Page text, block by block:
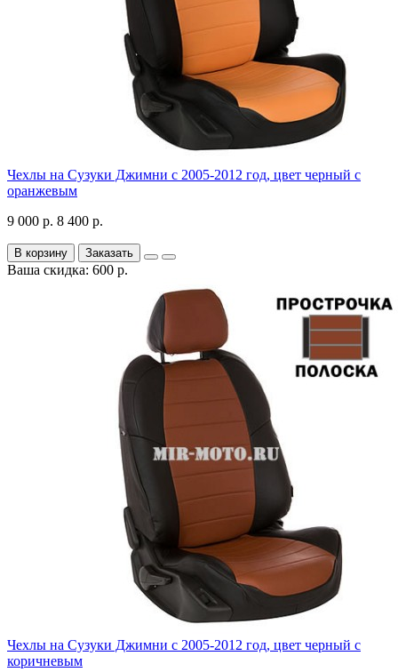
Чехлы на Сузуки Джимни с 2005-2012 год, цвет черный с
оранжевым
9 000 р. 8 400 р.
В корзину Заказать
Ваша скидка: 600 р.
Чехлы на Сузуки Джимни с 2005-2012 год, цвет черный с
коричневым